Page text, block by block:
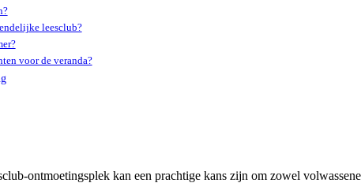
leesclub?
voor de veranda?
ontmoetingsplek kan een prachtige kans zijn om zowel